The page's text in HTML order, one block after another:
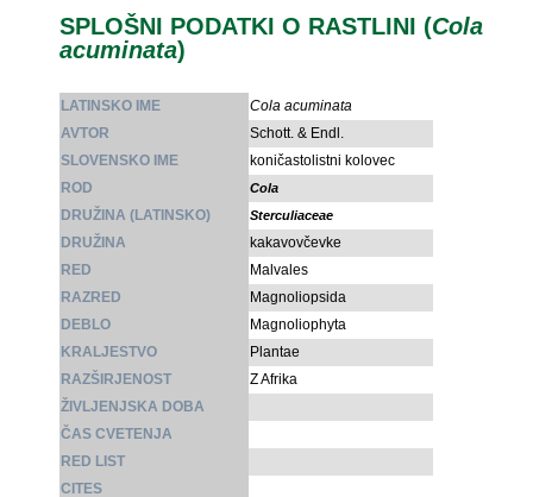
SPLOŠNI PODATKI O RASTLINI (Cola
acuminata)
LATINSKO IME
Cola acuminata
AVTOR
Schott. & Endl.
SLOVENSKO IME
koničastolistni kolovec
ROD
Cola
DRUŽINA (LATINSKO) Sterculiaceae
DRUŽINA
kakavovčevke
RED
Malvales
RAZRED
Magnoliopsida
DEBLO
Magnoliophyta
KRALJESTVO
Plantae
RAZŠIRJENOST
Z Afrika
ŽIVLJENJSKA DOBA
ČAS CVETENJA
RED LIST
CITES